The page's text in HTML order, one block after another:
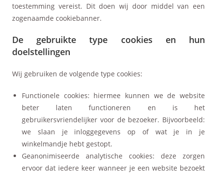
toestemming vereist. Dit doen wij door middel van een
zogenaamde cookiebanner.
De gebruikte type cookies en hun
doelstellingen
Wij gebruiken de volgende type cookies:
Functionele cookies: hiermee kunnen we de website
beter laten functioneren en is het
gebruikersvriendelijker voor de bezoeker. Bijvoorbeeld:
we slaan je inloggegevens op of wat je in je
winkelmandje hebt gestopt.
Geanonimiseerde analytische cookies: deze zorgen
ervoor dat iedere keer wanneer je een website bezoekt